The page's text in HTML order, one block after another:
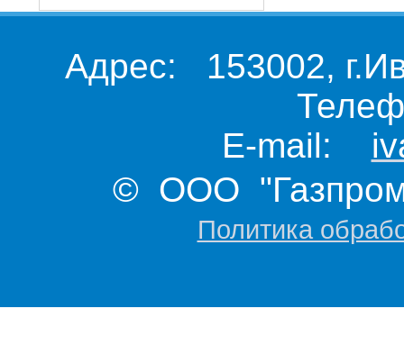
Адрес: 153002,
E-mail:
© ООО "Газпром
Политика